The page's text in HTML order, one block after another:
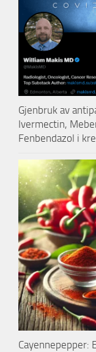
Gjenbruk av
Ivermectin,
Fenbendazol i
Cayennepepper: